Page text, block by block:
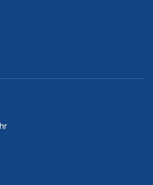
.see postrepliki zegark贸w.Highest
try these out